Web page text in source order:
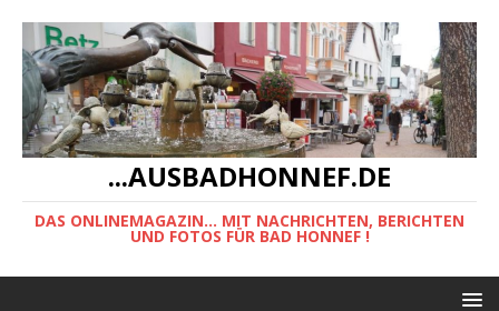
...AUSBADHONNEF.DE
DAS ONLINEMAGAZIN... MIT NACHRICHTEN, BERICHTEN
UND FOTOS FÜR BAD HONNEF !